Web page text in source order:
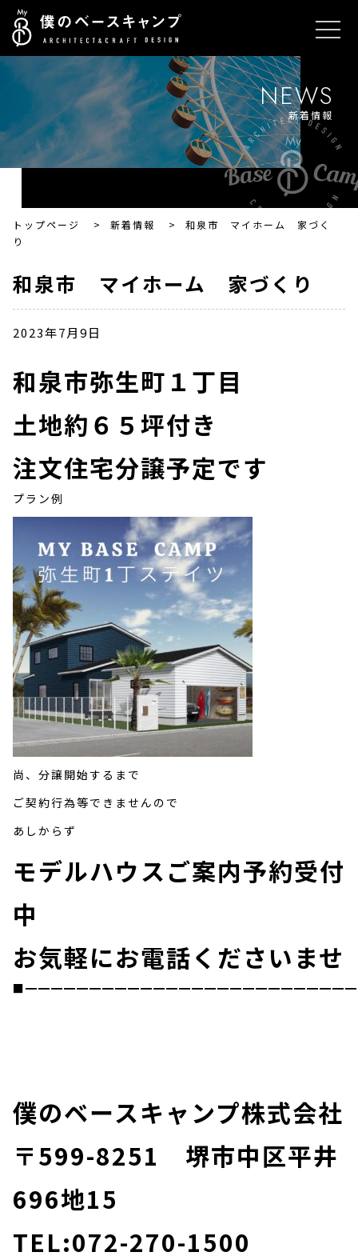
NEWS
新着情報
トップページ > 新着情報 >
和泉市 マイホーム 家づく
り
和泉市 マイホーム 家づくり
2023年7月9日
和泉市弥生町１丁目
土地約６５坪付き
注文住宅分譲予定です
プラン例
尚、分譲開始するまで
ご契約行為等できませんので
あしからず
モデルハウスご案内予約受付
中
お気軽にお電話くださいませ
僕のベースキャンプ株式会社
〒599-8251 堺市中区平井
696地15
TEL:072-270-1500